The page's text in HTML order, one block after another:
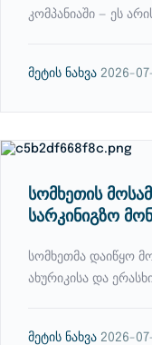
კომპანიაში — ეს
მეტის ნახვა 2026-
სომხეთის
სარკინიგზო
სომხეთმა დაიწყო
ახურიკისა და
მეტის ნახვა 2026-